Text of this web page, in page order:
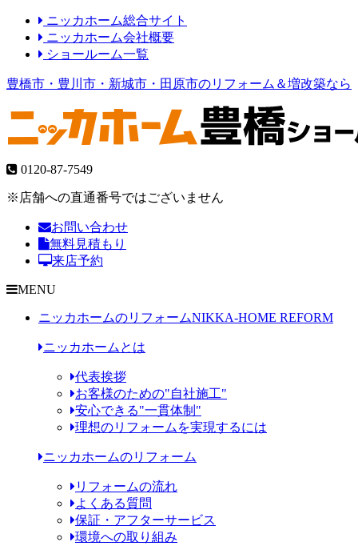
ニッカホーム総合サイト
ニッカホーム会社概要
ショールーム一覧
豊橋市・豊川市・新城市・田原市のリフォーム＆増改築なら
0120-87-7549
※店舗への直通番号ではございません
お問い合わせ
無料見積もり
来店予約
MENU
ニッカホームのリフォームNIKKA-HOME REFORM
ニッカホームとは
代表挨拶
お客様のための"自社施工"
安心できる"一貫体制"
理想のリフォームを実現するには
ニッカホームのリフォーム
リフォームの流れ
よくある質問
保証・アフターサービス
環境への取り組み